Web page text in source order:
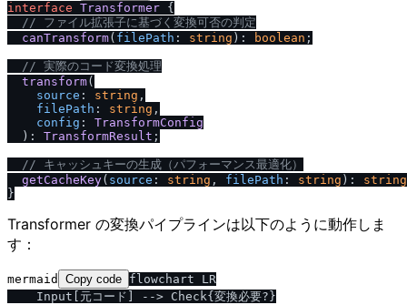
interface Transformer {
// ファイル拡張子に基づく変換可否の判定
canTransform( filePath : string ): boolean ;
// 実際のコード変換処理
transform(
source : string ,
filePath : string ,
config : TransformConfig
  ):
TransformResult ;
// キャッシュキーの生成（パフォーマンス最適化）
getCacheKey( source : string , filePath : string ): string
Transformer の変換パイプラインは以下のように動作しま
す：
mermaid Copy code flowchart LR
    Input[元コード] --> Check{変換必要?}